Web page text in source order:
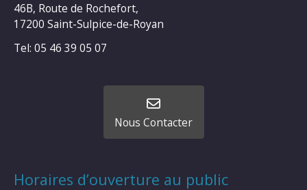
46B, Route de Rochefort,
17200 Saint-Sulpice-de-Royan
Tel: 05 46 39 05 07
Nous Contacter
Horaires d’ouverture au public